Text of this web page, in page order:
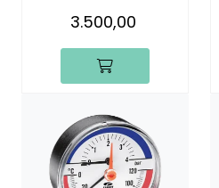
3.500,00